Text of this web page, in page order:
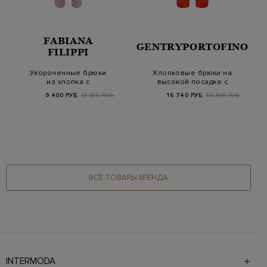
FABIANA
FILIPPI
Укороченные брюки
из хлопка с
цепочками
9 400 РУБ. 47 000 РУБ.
GENTRYPORTOFINO
Хлопковые брюки на
высокой посадке с
16 740 РУБ. 55 800 РУБ.
ВСЕ ТОВАРЫ БРЕНДА
INTERMODA